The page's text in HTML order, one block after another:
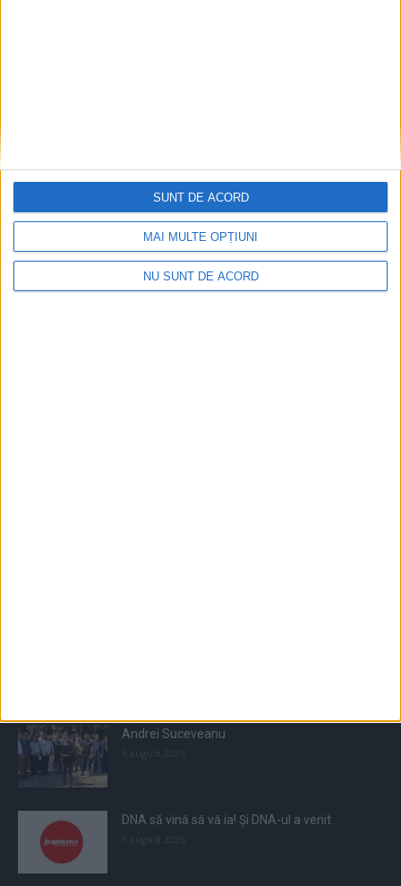
MAI MULTE OPȚIUNI
NU SUNT DE ACORD
SUNT DE ACORD
Andrei Suceveanu
DNA să vină să vă ia! Și DNA-ul a venit